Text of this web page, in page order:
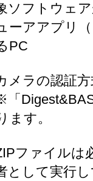
ソフトウェ
ーアアプリ
PC
メラの認証方
ます。
ファイルは
として実行